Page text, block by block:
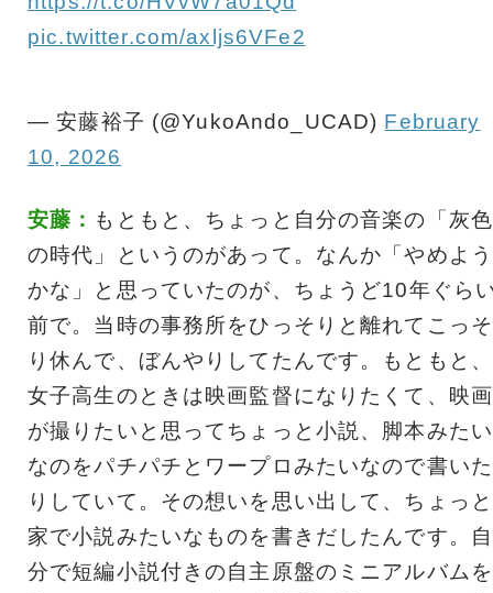
pic.twitter.com/axljs6VFe2
— 安藤裕子 (@YukoAndo_UCAD) February
10, 2026
安藤： もともと、ちょっと自分の音楽の「灰色
の時代」というのがあって。なんか「やめよう
かな」と思っていたのが、ちょうど10年ぐら
前で。当時の事務所をひっそりと離れてこっそ
り休んで、ぼんやりしてたんです。もともと、
女子高生のときは映画監督になりたくて、映画
が撮りたいと思ってちょっと小説、脚本みたい
なのをパチパチとワープロみたいなので書いた
りしていて。その想いを思い出して、ちょっと
家で小説みたいなものを書きだしたんです。自
分で短編小説付きの自主原盤のミニアルバムを